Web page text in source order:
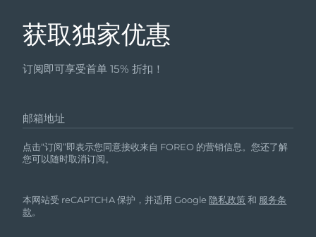
获取独家优惠
订阅即可享受首单 15% 折扣！
邮箱地址
点击“订阅”即表示您同意接收来自 FOREO 的营销信息。您还了解
您可以随时取消订阅。
本网站受 reCAPTCHA 保护，并适用 Google隐私政策 和 服务条
款。